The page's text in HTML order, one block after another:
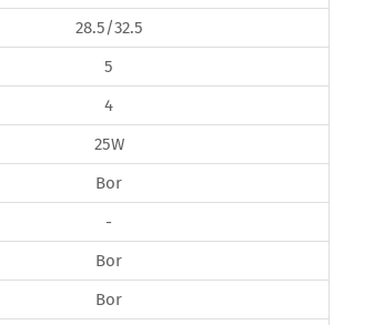
28.5/32.5
5
4
25W
Bor
-
Bor
Bor